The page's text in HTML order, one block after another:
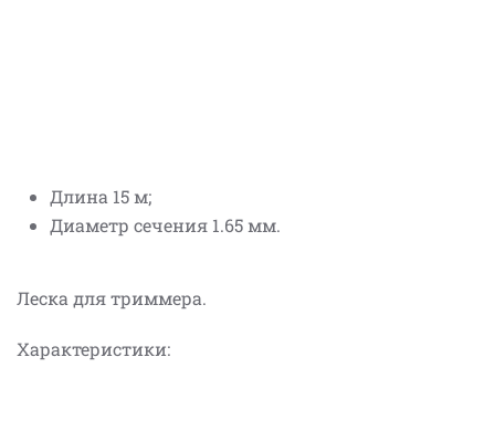
Длина 15 м;
Диаметр сечения 1.65 мм.
Леска для триммера.
Характеристики: